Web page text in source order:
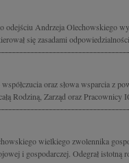
odejściu Andrzeja Olechowskiego
się zasadami
oraz słowa wsparcia z
Rodziną, Zarząd oraz Pracownicy
wielkiego zwolennika
i gospodarczej. Odegrał istotną